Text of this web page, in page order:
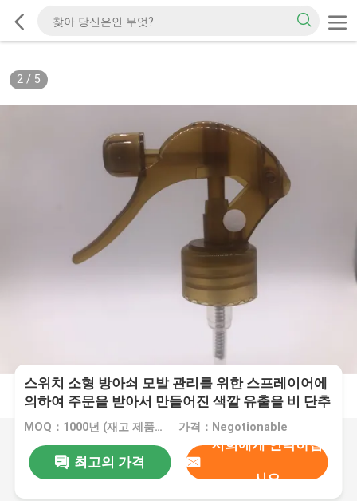
2/ 5
스위치 소형 방아쇠 모발 관리를 위한 스프레이어에
의하여 주문을 받아서 만들어진 색깔 유출을 비 단추
를 끼우십시오
MOQ：1000년 (재고 제품은 어떤 수든지 좋습니다) 가격：Negotionable
최고의 가격
저희에게 연락하십
시오